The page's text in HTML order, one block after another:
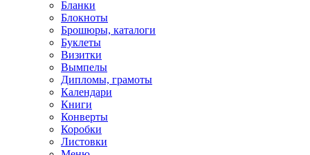
Бланки
Блокноты
Брошюры, каталоги
Буклеты
Визитки
Вымпелы
Дипломы, грамоты
Календари
Книги
Конверты
Коробки
Листовки